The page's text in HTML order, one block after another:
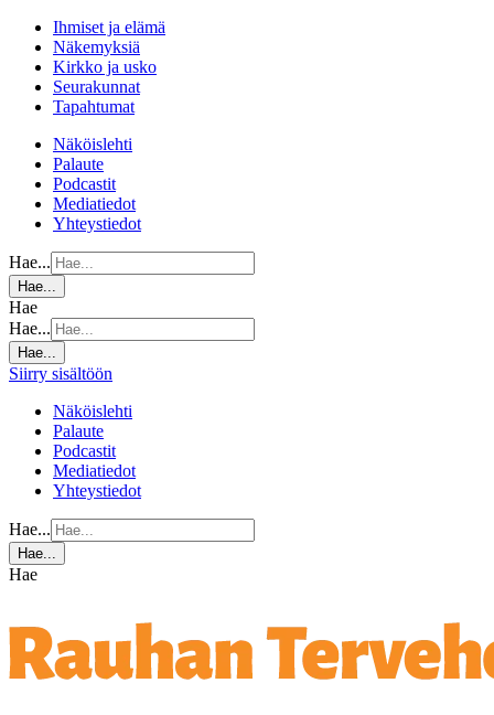
Ihmiset ja elämä
Näkemyksiä
Kirkko ja usko
Seurakunnat
Tapahtumat
Näköislehti
Palaute
Podcastit
Mediatiedot
Yhteystiedot
Hae...
Hae...
Hae
Hae...
Hae...
Siirry sisältöön
Näköislehti
Palaute
Podcastit
Mediatiedot
Yhteystiedot
Hae...
Hae...
Hae